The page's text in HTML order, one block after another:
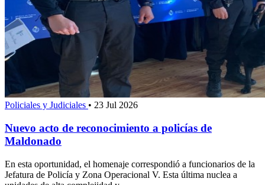
Policiales y Judiciales • 23 Jul 2026
Nuevo acto de reconocimiento a policías de
Maldonado
En esta oportunidad, el homenaje correspondió a funcionarios de la
Jefatura de Policía y Zona Operacional V. Esta última nuclea a